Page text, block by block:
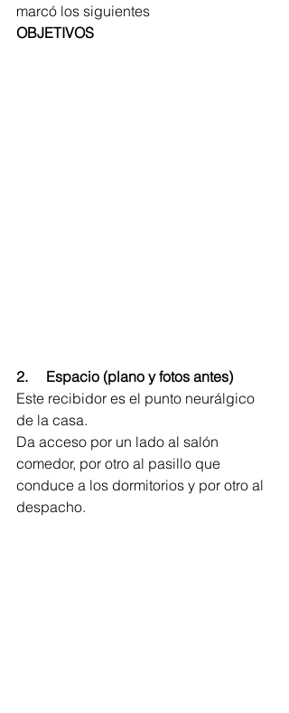
marcó los siguientes
OBJETIVOS
2.     Espacio (plano y fotos antes)
Este recibidor es el punto neurálgico
de la casa.
Da acceso por un lado al salón
comedor, por otro al pasillo que
conduce a los dormitorios y por otro al
despacho.